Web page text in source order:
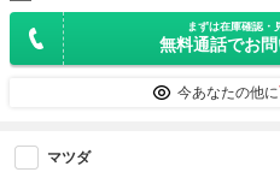
まずは在庫確認・
無料通話でお
今あなたの他に
マツダ